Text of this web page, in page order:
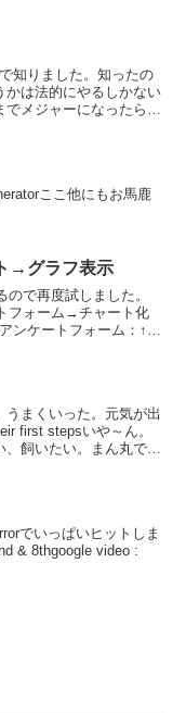
知りました。知ったの
かは法的にやるしかない
メジャーになったら、
ここ他にもお馬鹿
→グラフ表示
で再度試しました。
フォーム→チャート化
ンケートフォーム：↑
まくいった。元気が出
first stepsいや～ん。
、飼いたい。まん丸で
でいっぱいヒットしま
& 8thgoogle video :